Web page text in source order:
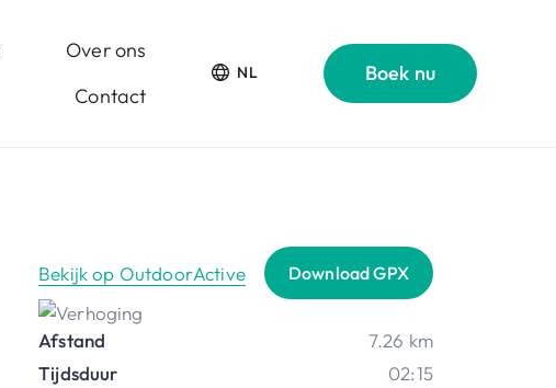
Over ons
Contact
NL Boek nu
Bekijk op OutdoorActive Download GPX
Afstand
7.26 km
Tijdsduur
02:15